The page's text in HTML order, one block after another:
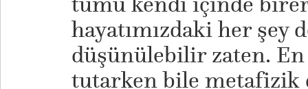
hayatımızdaki her şey
düşünülebilir zaten.
tutarken bile metafizik